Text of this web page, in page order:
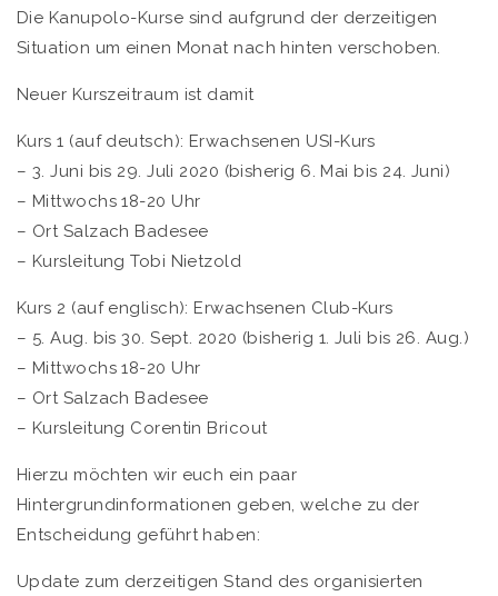
Die Kanupolo-Kurse sind aufgrund der derzeitigen
Situation um einen Monat nach hinten verschoben.
Neuer Kurszeitraum ist damit
Kurs 1 (auf deutsch): Erwachsenen USI-Kurs
– 3. Juni bis 29. Juli 2020 (bisherig 6. Mai bis 24. Juni)
– Mittwochs 18-20 Uhr
– Ort Salzach Badesee
– Kursleitung Tobi Nietzold
Kurs 2 (auf englisch): Erwachsenen Club-Kurs
– 5. Aug. bis 30. Sept. 2020 (bisherig 1. Juli bis 26. Aug.)
– Mittwochs 18-20 Uhr
– Ort Salzach Badesee
– Kursleitung Corentin Bricout
Hierzu möchten wir euch ein paar
Hintergrundinformationen geben, welche zu der
Entscheidung geführt haben:
Update zum derzeitigen Stand des organisierten